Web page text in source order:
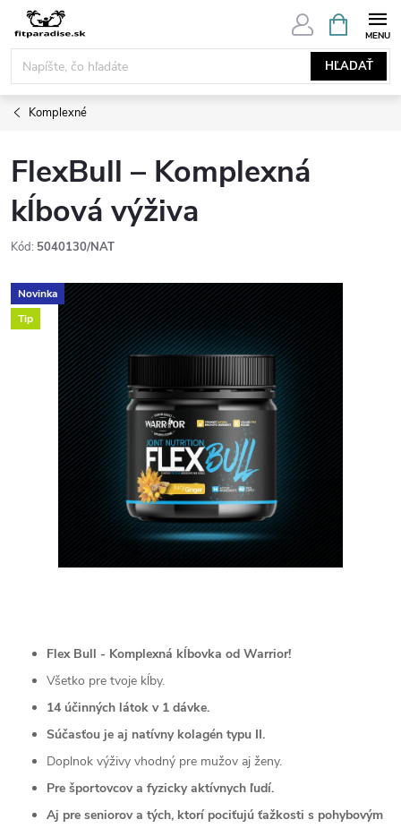
Prejsť
obsah
HĽADAŤ
KOŠÍK
Komplexné
FlexBull – Komplexná
kĺbová výživa
Kód: 5040130/NAT
Novinka
Tip
Flex Bull - Komplexná kĺbovka od Warrior!
Všetko pre tvoje kĺby.
14 účinných látok v 1 dávke.
Súčasťou je aj natívny kolagén typu II.
Doplnok výživy vhodný pre mužov aj ženy.
Pre športovcov a fyzicky aktívnych ľudí.
Aj pre seniorov a tých, ktorí pociťujú ťažkosti s pohybovým